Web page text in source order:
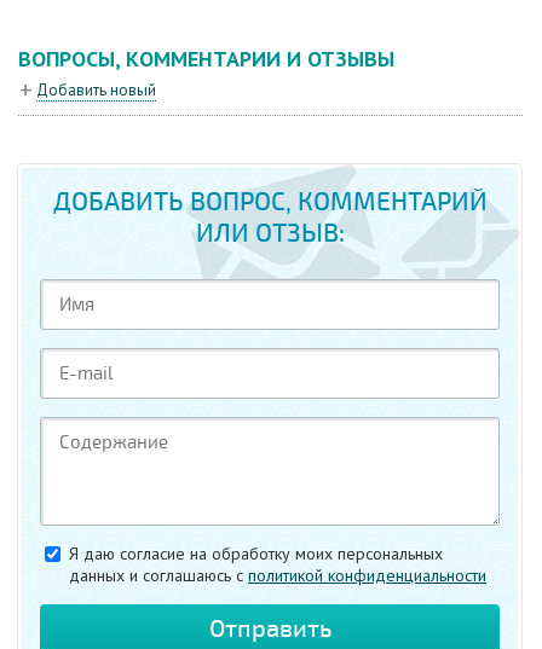
ВОПРОСЫ, КОММЕНТАРИИ И ОТЗЫВЫ
Добавить новый
ДОБАВИТЬ ВОПРОС, КОММЕНТАРИЙ
ИЛИ ОТЗЫВ:
Я даю согласие на обработку моих персональных
данных и соглашаюсь c политикой конфиденциальности